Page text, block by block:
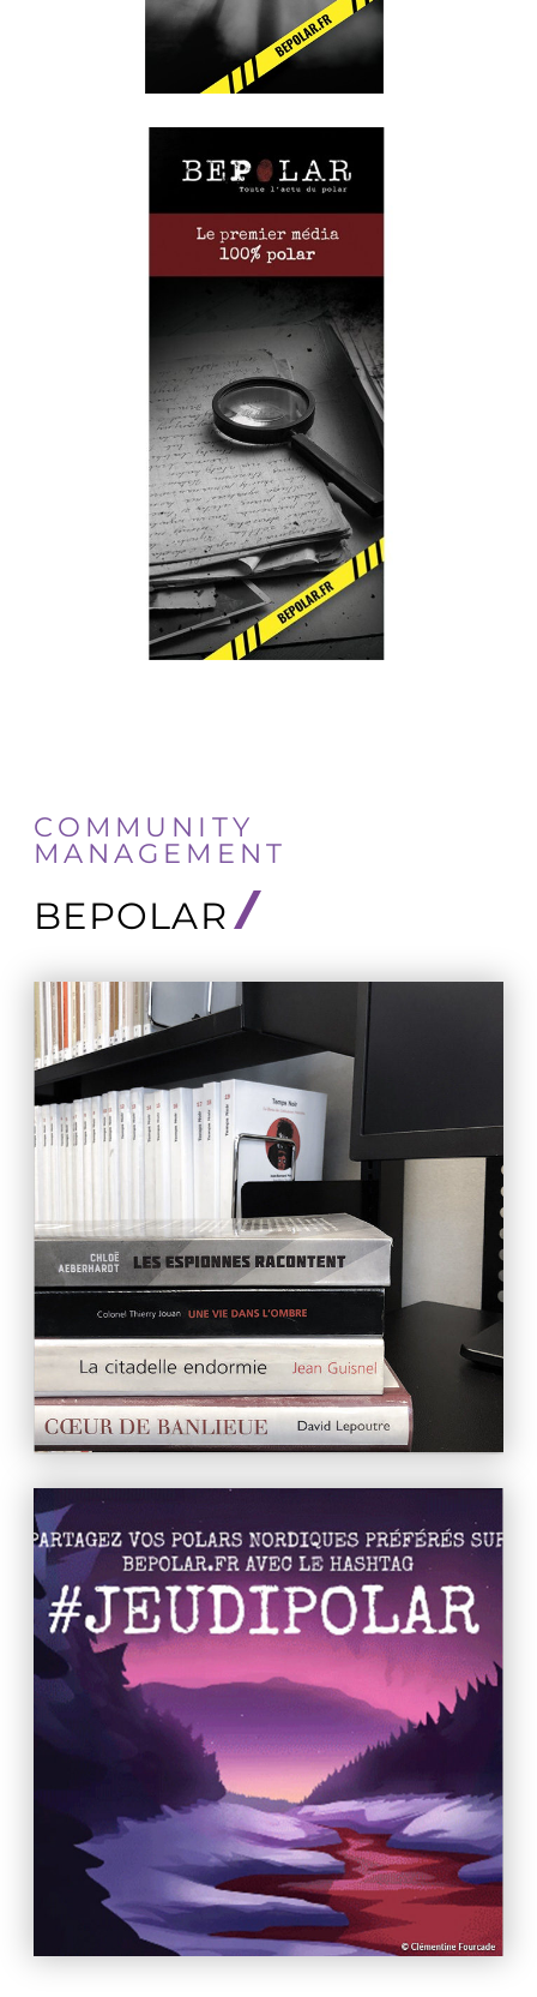
COMMUNITY
MANAGEMENT
BEPOLAR